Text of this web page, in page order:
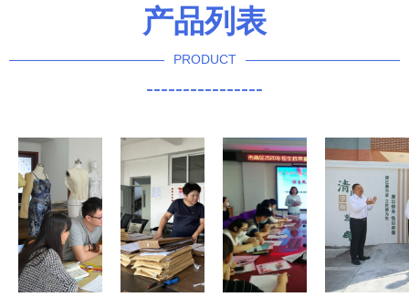
产品列表
PRODUCT
----------------